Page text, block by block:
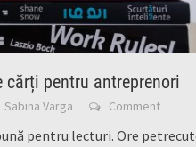
cărți pentru antreprenori
Sabina Varga Comment
pentru lecturi. Ore